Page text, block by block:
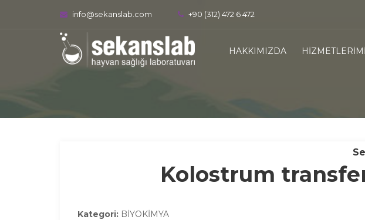
info@sekanslab.com +90 (312) 472 6 472
HAKKIMIZDA
Kolostrum
Kategori: BİYOKİMYA